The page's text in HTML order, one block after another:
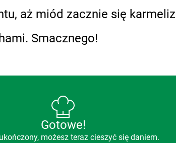
aż miód zacznie się
Smacznego!
Gotowe!
możesz teraz cieszyć się daniem.